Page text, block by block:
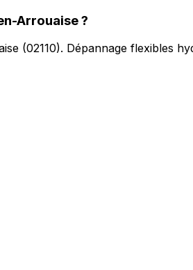
Arrouaise?
(02110). Dépannage flexibles